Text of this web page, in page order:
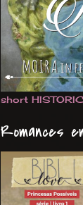
short
Romances